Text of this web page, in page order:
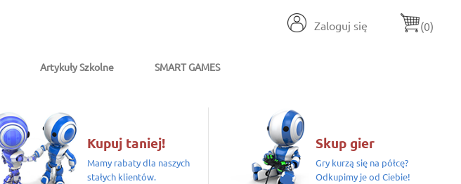
Zaloguj się (0)
Artykuły Szkolne SMART GAMES
Kupuj taniej!
Mamy rabaty dla naszych
stałych klientów.
Skup gier
Gry kurzą się na półcę?
Odkupimy je od Ciebie!